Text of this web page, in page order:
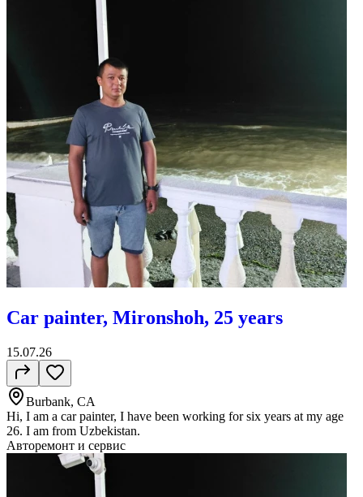
Сar painter, Mironshoh, 25 years
15.07.26
Burbank, CA
Hi, I am a car painter, I have been working for six years at my age
26. I am from Uzbekistan.
Авторемонт и cервис